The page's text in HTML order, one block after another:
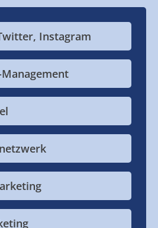
Instagram